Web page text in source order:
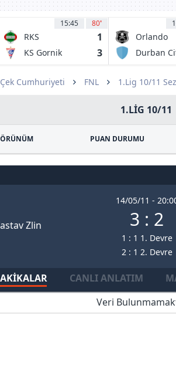
15:45 80'
RKS
Radomiak
1
KS Gornik
3
Orlando
Pirates FC
Durban
Çek Cumhuriyeti FNL 1.Lig 10/11
1.LIG 10/11
PUAN DURUMU
Zlin
14/05/11 -
3 : 2
1 : 1 1. Devre
2 : 1 2. Devre
CANLI ANLATIM
Veri